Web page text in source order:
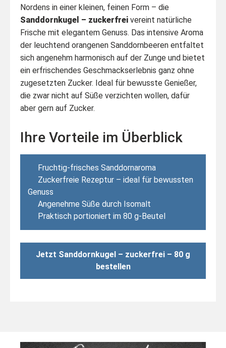
Nordens in einer kleinen, feinen Form – die
Sanddornkugel – zuckerfrei vereint natürliche
Frische mit elegantem Genuss. Das intensive Aroma
der leuchtend orangenen Sanddornbeeren entfaltet
sich angenehm harmonisch auf der Zunge und bietet
ein erfrischendes Geschmackserlebnis ganz ohne
zugesetzten Zucker. Ideal für bewusste Genießer,
die zwar nicht auf Süße verzichten wollen, dafür
aber gern auf Zucker.
Ihre Vorteile im Überblick
Fruchtig-frisches Sanddornaroma
Zuckerfreie Rezeptur – ideal für bewussten
Genuss
Angenehme Süße durch Isomalt
Praktisch portioniert im 80 g-Beutel
Jetzt Sanddornkugel – zuckerfrei – 80 g
bestellen